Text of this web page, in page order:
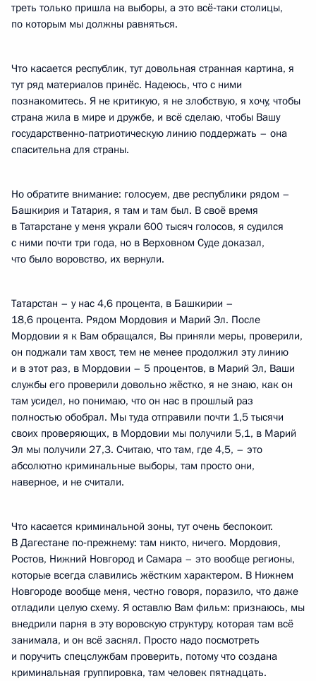
треть только пришла на выборы, а это всё‑таки столицы,
по которым мы должны равняться.
Что касается республик, тут довольная странная картина, я
тут ряд материалов принёс. Надеюсь, что с ними
познакомитесь. Я не критикую, я не злобствую, я хочу, чтобы
страна жила в мире и дружбе, и всё сделаю, чтобы Вашу
государственно-патриотическую линию поддержать – она
спасительна для страны.
Но обратите внимание: голосуем, две республики рядом –
Башкирия и Татария, я там и там был. В своё время
в Татарстане у меня украли 600 тысяч голосов, я судился
с ними почти три года, но в Верховном Суде доказал,
что было воровство, их вернули.
Татарстан – у нас 4,6 процента, в Башкирии –
18,6 процента. Рядом Мордовия и Марий Эл. После
Мордовии я к Вам обращался, Вы приняли меры, проверили,
он поджали там хвост, тем не менее продолжил эту линию
и в этот раз, в Мордовии – 5 процентов, в Марий Эл, Ваши
службы его проверили довольно жёстко, я не знаю, как он
там усидел, но понимаю, что он нас в прошлый раз
полностью обобрал. Мы туда отправили почти 1,5 тысячи
своих проверяющих, в Мордовии мы получили 5,1, в Марий
Эл мы получили 27,3. Считаю, что там, где 4,5, – это
абсолютно криминальные выборы, там просто они,
наверное, и не считали.
Что касается криминальной зоны, тут очень беспокоит.
В Дагестане по‑прежнему: там никто, ничего. Мордовия,
Ростов, Нижний Новгород и Самара – это вообще регионы,
которые всегда славились жёстким характером. В Нижнем
Новгороде вообще меня, честно говоря, поразило, что даже
отладили целую схему. Я оставлю Вам фильм: признаюсь, мы
внедрили парня в эту воровскую структуру, которая там всё
занимала, и он всё заснял. Просто надо посмотреть
и поручить спецслужбам проверить, потому что создана
криминальная группировка, там человек пятнадцать.